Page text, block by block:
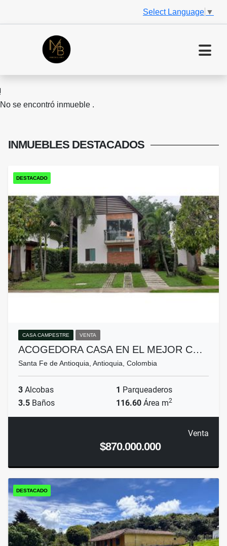
Select Language ▼
No se encontró inmueble .
INMUEBLES DESTACADOS
DESTACADO
CASA CAMPESTRE VENTA
ACOGEDORA CASA EN EL MEJOR C…
Santa Fe de Antioquia, Antioquia, Colombia
3 Alcobas 1 Parqueaderos
3.5 Baños 116.60 Área m2
Venta
$870.000.000
DESTACADO